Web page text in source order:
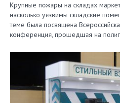
Крупные пожары на складах
насколько уязвимы складские
теме была посвящена
конференция, прошедшая на